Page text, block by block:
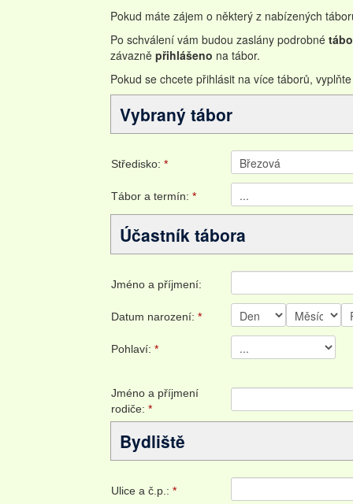
Pokud máte zájem o některý z nabízených
Po schválení vám budou zaslány podrobné
závazně přihlášeno na tábor.
Pokud se chcete přihlásit na více táborů,
Vybraný tábor
Středisko: *
Tábor a termín: *
Účastník tábora
Jméno a příjmení:
Datum narození: *
Pohlaví: *
Jméno a příjmení
rodiče: *
Bydliště
Ulice a č.p.: *